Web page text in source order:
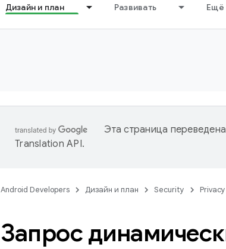
Дизайн и план Развивать Ещё
Эта страница
Translation API.
Android Developers Дизайн и план Security Privacy
Запрос